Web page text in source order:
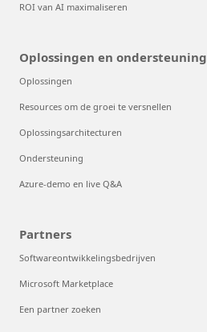
ROI van AI maximaliseren
Oplossingen en ondersteuning
Oplossingen
Resources om de groei te versnellen
Oplossingsarchitecturen
Ondersteuning
Azure-demo en live Q&A
Partners
Softwareontwikkelingsbedrijven
Microsoft Marketplace
Een partner zoeken